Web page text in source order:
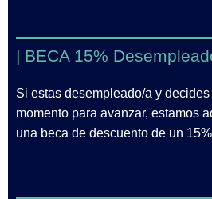
| BECA 15%
Si estas desempleado/a y
momento para avanzar, estamos
una beca de descuento de un